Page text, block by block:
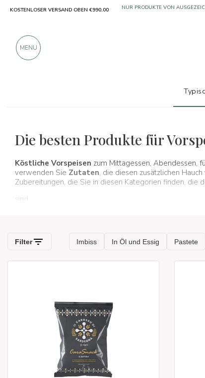
Die besten Produkte für
Köstliche Vorspeisen zum Mittagessen, Abendessen,
verwenden Sie Zutaten, die diesen zusätzlichen
Zubereitungen, die Sie in diesen Kategorien finden, die
sind.
Vorspeisen, Snacks und
KOSTENLOSER VERSAND OBEN €990,00 ÜBER 900 POSITIVE
MENU